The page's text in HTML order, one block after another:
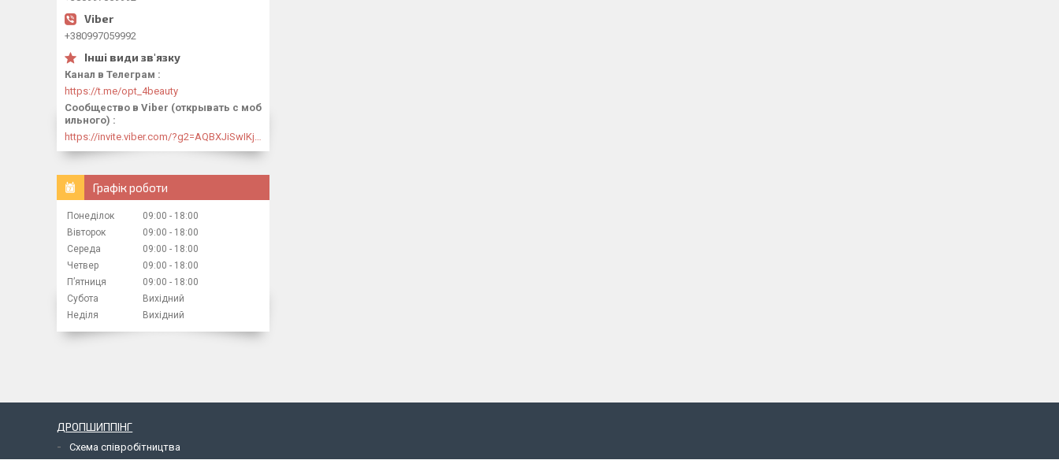
+380997059992
Канал в Телеграм
https://t.me/opt_4beauty
Сообщество в Viber (открывать с моб
ильного)
Графік роботи
Понеділок 09:00
18:00
Вівторок
09:00
18:00
Середа
09:00
18:00
Четвер
09:00
18:00
Пʼятниця
09:00
18:00
Субота
Вихідний
Неділя
Вихідний
ДРОПШИППІНГ
Схема співробітництва